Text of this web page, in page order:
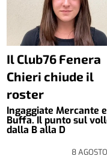
Il Club76 Fenera
Chieri chiude il
roster
Ingaggiate Mercante e
Buffa. Il punto sul
dalla B alla D
8